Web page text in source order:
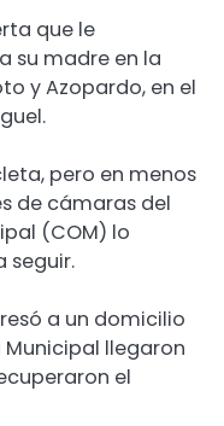
que le
su madre en la
y Azopardo, en el
pero en menos
de cámaras del
(COM) lo
seguir.
a un domicilio
llegaron
el